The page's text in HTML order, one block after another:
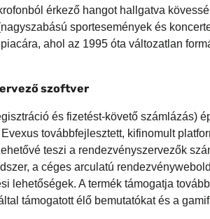
érkező hangot hallgatva
sportesemények és
ahol az 1995 óta változatlan
szoftver
és fizetést-követő számlázás)
továbbfejlesztett, kifinomult
teszi a rendezvényszervezők
a céges arculatú
lehetőségek. A termék támogatja
támogatott élő bemutatókat és a